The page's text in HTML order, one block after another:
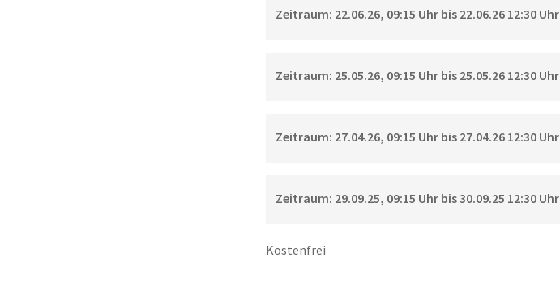
Zeitraum: 22.06.26, 09:15 Uhr bis 22.06.26 12:30 Uhr
Zeitraum: 25.05.26, 09:15 Uhr bis 25.05.26 12:30 Uhr
Zeitraum: 27.04.26, 09:15 Uhr bis 27.04.26 12:30 Uhr
Zeitraum: 29.09.25, 09:15 Uhr bis 30.09.25 12:30 Uhr
Kostenfrei